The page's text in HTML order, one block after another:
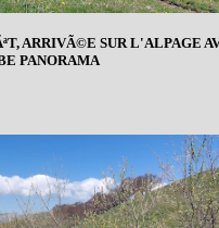
ARRIVÃ©E SUR L'ALPAGE
PANORAMA